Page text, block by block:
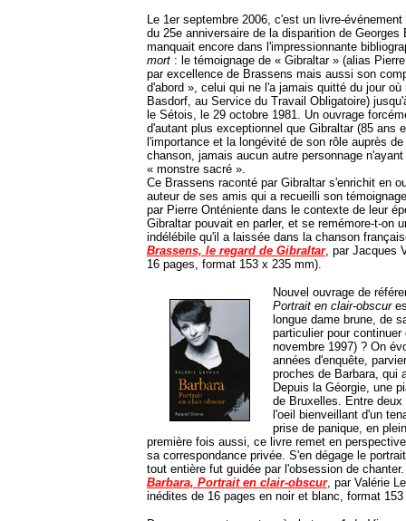
Le 1er septembre 2006, c'est un livre-
du 25e anniversaire de la disparition de
manquait encore dans l'impressionnante
mort : le témoignage de « Gibraltar » (alias
par excellence de Brassens mais aussi son
d'abord », celui qui ne l'a jamais quitté du jour
Basdorf, au Service du Travail Obligatoire)
le Sétois, le 29 octobre 1981. Un ouvrage
d'autant plus exceptionnel que Gibraltar (85 ans
l'importance et la longévité de son rôle auprès
chanson, jamais aucun autre personnage
« monstre sacré ».
Ce Brassens raconté par Gibraltar s'enrichit en
auteur de ses amis qui a recueilli son
par Pierre Onténiente dans le contexte de leur
Gibraltar pouvait en parler, et se remémore-t-on
indélébile qu'il a laissée dans la chanson
Brassens, le regard de Gibraltar, par Jacques
16 pages, format 153 x 235 mm).
Nouvel ouvrage de
Portrait en clair-obscur
longue dame brune, de
particulier pour
novembre 1997) ? On
années d'enquête,
proches de Barbara, qui
Depuis la Géorgie, une
de Bruxelles. Entre
l'oeil bienveillant d'un
prise de panique, en
première fois aussi, ce livre remet en
sa correspondance privée. S'en dégage le
tout entière fut guidée par l'obsession de
Barbara, Portrait en clair-obscur, par Valérie
inédites de 16 pages en noir et blanc, format